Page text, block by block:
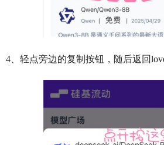
4、轻点旁边的复制按钮，随后返回